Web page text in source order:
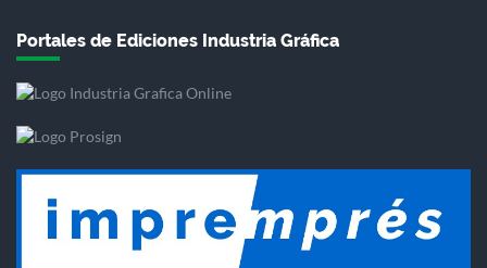
Portales de Ediciones Industria Gráfica